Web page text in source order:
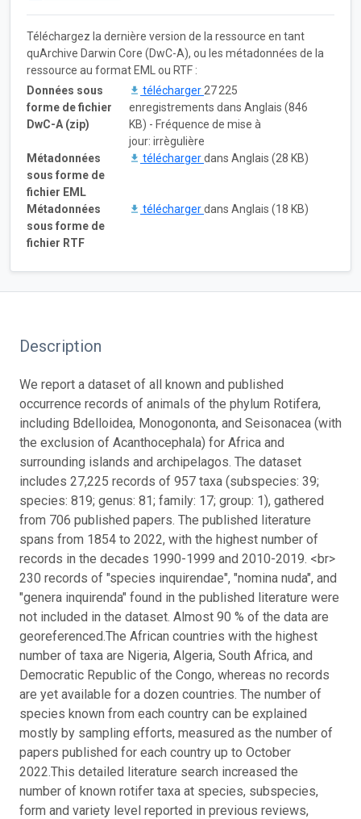
Téléchargez la dernière version de la ressource en tant
quArchive Darwin Core (DwC-A), ou les métadonnées de la
ressource au format EML ou RTF :
Données sous
forme de fichier
DwC-A (zip)
télécharger 27 225
enregistrements dans Anglais (846
KB) - Fréquence de mise à
jour: irrègulière
Métadonnées
sous forme de
fichier EML
téléchargerdans Anglais (28 KB)
Métadonnées
sous forme de
fichier RTF
téléchargerdans Anglais (18 KB)
Description
We report a dataset of all known and published
occurrence records of animals of the phylum Rotifera,
including Bdelloidea, Monogononta, and Seisonacea (with
the exclusion of Acanthocephala) for Africa and
surrounding islands and archipelagos. The dataset
includes 27,225 records of 957 taxa (subspecies: 39;
species: 819; genus: 81; family: 17; group: 1), gathered
from 706 published papers. The published literature
spans from 1854 to 2022, with the highest number of
records in the decades 1990-1999 and 2010-2019. <br>
230 records of "species inquirendae", "nomina nuda", and
"genera inquirenda" found in the published literature were
not included in the dataset. Almost 90 % of the data are
georeferenced.The African countries with the highest
number of taxa are Nigeria, Algeria, South Africa, and
Democratic Republic of the Congo, whereas no records
are yet available for a dozen countries. The number of
species known from each country can be explained
mostly by sampling efforts, measured as the number of
papers published for each country up to October
2022.This detailed literature search increased the
number of known rotifer taxa at species, subspecies,
form and variety level reported in previous reviews,